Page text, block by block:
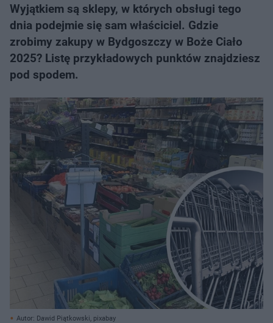
Wyjątkiem są sklepy, w których obsługi tego
dnia podejmie się sam właściciel. Gdzie
zrobimy zakupy w Bydgoszczy w Boże Ciało
2025? Listę przykładowych punktów znajdziesz
pod spodem.
Autor: Dawid Piątkowski, pixabay